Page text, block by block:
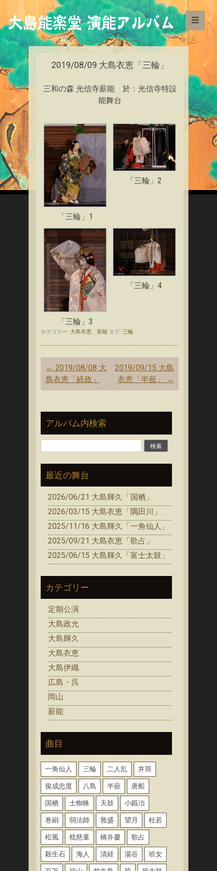
☰
2019/08/09 大島衣恵「三輪」
三和の森 光信寺薪能 於：光信寺特設
能舞台
「三輪」1
「三輪」2
「三輪」3
「三輪」4
カテゴリー: 大島衣恵 薪能 タグ: 三輪
投
稿
ナ
ゲ
ー
シ
← 2019/08/08 大
島衣恵「経政」
2019/09/15 大島
衣恵「半蔀」
→
アルバム内検索
最近の舞台
2026/06/21 大島輝久「国栖」
2026/03/15 大島衣恵「隅田川」
2025/11/16 大島輝久「一角仙人」
2025/09/21 大島衣恵「歌占」
2025/06/15 大島輝久「富士太鼓」
カテゴリー
定期公演
大島政允
大島輝久
大島衣恵
大島伊織
広島・呉
岡山
薪能
曲目
一角仙人 三輪 二人乱 井筒
俊成忠度 八島 半蔀 唐船
国栖 土蜘蛛 天鼓 小鍛冶
巻絹 弱法師 敦盛 望月 杜若
松風 枕慈童 橋弁慶 歌占
殺生石 海人 清経 湯谷 班女